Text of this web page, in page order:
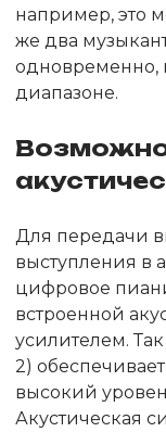
например, это
же два
одновременно,
диапазоне.
Для передачи
выступления в
цифровое
встроенной
усилителем.
2)
высокий
Акустическая